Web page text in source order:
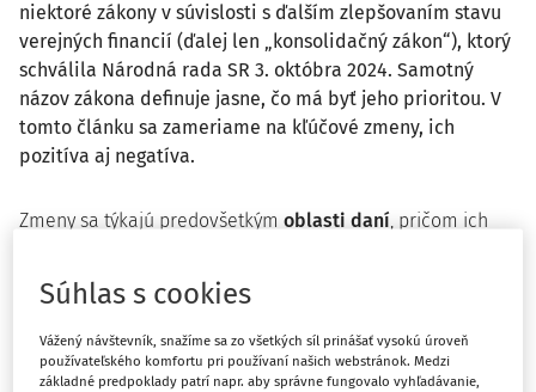
niektoré zákony v súvislosti s ďalším zlepšovaním stavu
verejných financií (ďalej len „konsolidačný zákon“), ktorý
schválila Národná rada SR 3. októbra 2024. Samotný
názov zákona definuje jasne, čo má byť jeho prioritou. V
tomto článku sa zameriame na kľúčové zmeny, ich
pozitíva aj negatíva.
Zmeny sa týkajú predovšetkým oblasti daní, pričom ich
zákonov. Najvýznamnejšie daňové zmeny pre rok 2025
vysvetlíme jednoducho a zrozumiteľne, aby podnikatelia
mali všetky dôležité informácie potrebné pre úspešné
zvládnutie nadchádzajúceho obdobia.
Súhlas s cookies
Vážený návštevník, snažíme sa zo všetkých síl prinášať vysokú úroveň
používateľského komfortu pri používaní našich webstránok. Medzi
základné predpoklady patrí napr. aby správne fungovalo vyhľadávanie,